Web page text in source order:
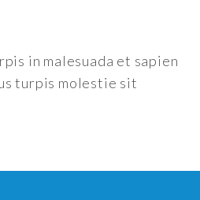
in malesuada et sapien
turpis molestie sit